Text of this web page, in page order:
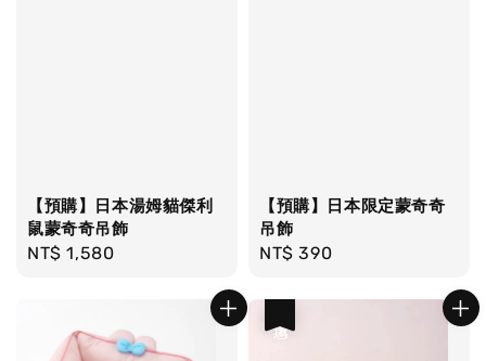
【預購】日本湯姆貓傑利
鼠蒙奇奇吊飾
Regular
NT$ 1,580
【預購】日本限定蒙奇奇
吊飾
Regular
NT$ 390